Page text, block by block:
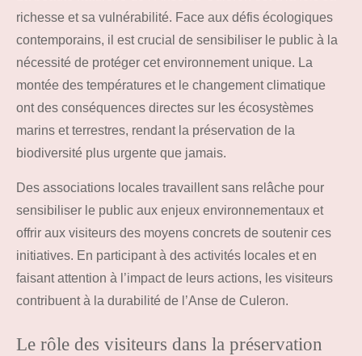
richesse et sa vulnérabilité. Face aux défis écologiques
contemporains, il est crucial de sensibiliser le public à la
nécessité de protéger cet environnement unique. La
montée des températures et le changement climatique
ont des conséquences directes sur les écosystèmes
marins et terrestres, rendant la préservation de la
biodiversité plus urgente que jamais.
Des associations locales travaillent sans relâche pour
sensibiliser le public aux enjeux environnementaux et
offrir aux visiteurs des moyens concrets de soutenir ces
initiatives. En participant à des activités locales et en
faisant attention à l’impact de leurs actions, les visiteurs
contribuent à la durabilité de l’Anse de Culeron.
Le rôle des visiteurs dans la préservation